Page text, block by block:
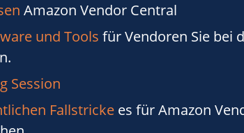
Amazon Vendor Central
und Tools für Vendoren Sie bei
Session
Fallstricke es für Amazon